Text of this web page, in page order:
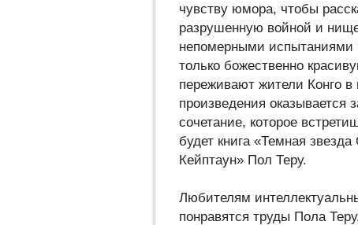
чувству юмора, чтобы
разрушенную войной и
непомерными испытаниями
только божественно
переживают жители Конго
произведения оказывается
сочетание, которое
будет книга «Темная
Кейптаун» Пол Теру.
Любителям
понравятся труды Пола